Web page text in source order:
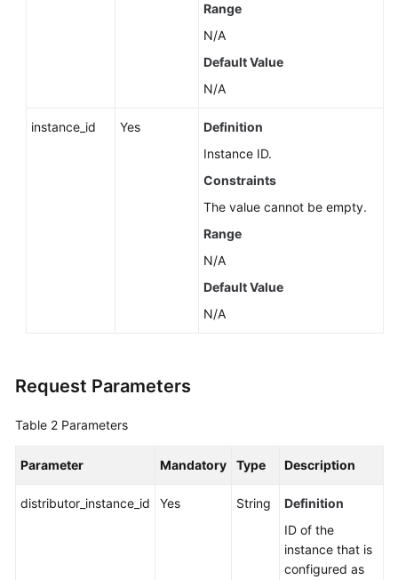
Endpoints
Range
N/A
Default Value
N/A
instance_id Yes
Definition
Instance ID.
Constraints
The value cannot be empty.
Range
N/A
Default Value
N/A
Request Parameters
Table 2 Parameters
Parameter Mandatory Type Description
distributor_instance_id Yes String
Definition
ID of the
instance that is
configured as